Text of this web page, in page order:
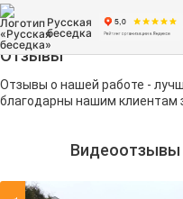
Русская
беседка
Отзывы
Отзывы о нашей работе -
благодарны нашим клиентам
Видеоотзывы